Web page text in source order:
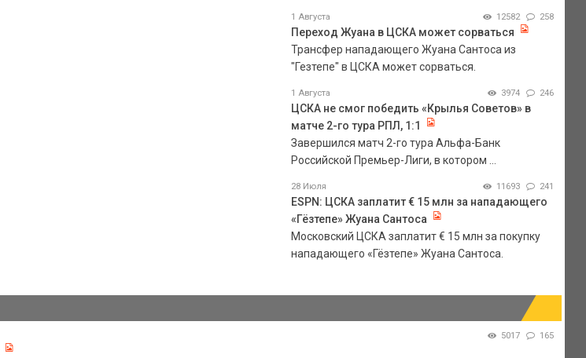
1 Августа 12582 258
Переход Жуана в ЦСКА может сорваться
Трансфер нападающего Жуана Сантоса из
"Гезтепе" в ЦСКА может сорваться.
1 Августа 3974 246
ЦСКА не смог победить «Крылья Советов» в
матче 2-го тура РПЛ, 1:1
Завершился матч 2-го тура Альфа-Банк
Российской Премьер-Лиги, в котором ...
28 Июля 11693 241
ESPN: ЦСКА заплатит € 15 млн за нападающего
«Гёзтепе» Жуана Сантоса
Московский ЦСКА заплатит € 15 млн за покупку
нападающего «Гёзтепе» Жуана Сантоса.
5017 165